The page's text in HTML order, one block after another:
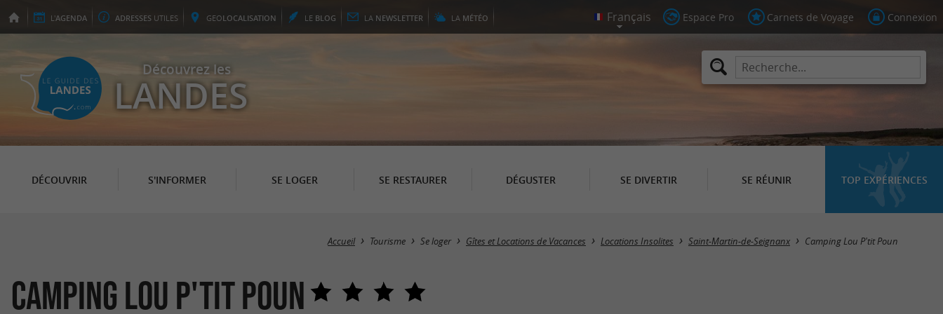
L'AGENDA ADRESSES UTILES GEOLOCALISATION LE BLOG LA NEWSLETTER LA MÉTÉO Espace Pro Carnets de Voyage Connexion
Découvrez les
LANDES
DÉCOUVRIR S'INFORMER SE LOGER SE RESTAURER DÉGUSTER SE DIVERTIR SE RÉUNIR TOP EXPÉRIENCES
Accueil Tourisme Se loger Gîtes et Locations de Vacances Locations Insolites Saint-Martin-de-Seignanx Camping Lou P'tit Poun
Camping Lou P'tit Poun